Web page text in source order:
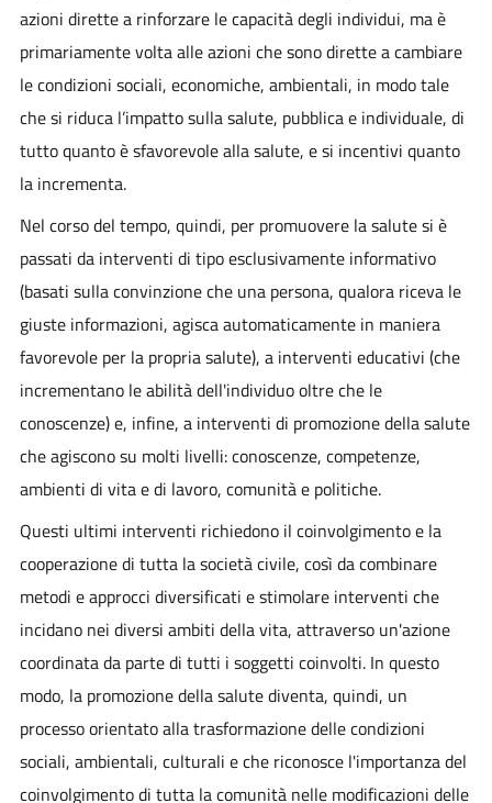
azioni dirette a rinforzare le capacità degli individui, ma è
primariamente volta alle azioni che sono dirette a cambiare
le condizioni sociali, economiche, ambientali, in modo tale
che si riduca l’impatto sulla salute, pubblica e individuale, di
tutto quanto è sfavorevole alla salute, e si incentivi quanto
la incrementa.
Nel corso del tempo, quindi, per promuovere la salute si è
passati da interventi di tipo esclusivamente informativo
(basati sulla convinzione che una persona, qualora riceva le
giuste informazioni, agisca automaticamente in maniera
favorevole per la propria salute), a interventi educativi (che
incrementano le abilità dell'individuo oltre che le
conoscenze) e, infine, a interventi di promozione della salute
che agiscono su molti livelli: conoscenze, competenze,
ambienti di vita e di lavoro, comunità e politiche.
Questi ultimi interventi richiedono il coinvolgimento e la
cooperazione di tutta la società civile, così da combinare
metodi e approcci diversificati e stimolare interventi che
incidano nei diversi ambiti della vita, attraverso un'azione
coordinata da parte di tutti i soggetti coinvolti. In questo
modo, la promozione della salute diventa, quindi, un
processo orientato alla trasformazione delle condizioni
sociali, ambientali, culturali e che riconosce l'importanza del
coinvolgimento di tutta la comunità nelle modificazioni delle